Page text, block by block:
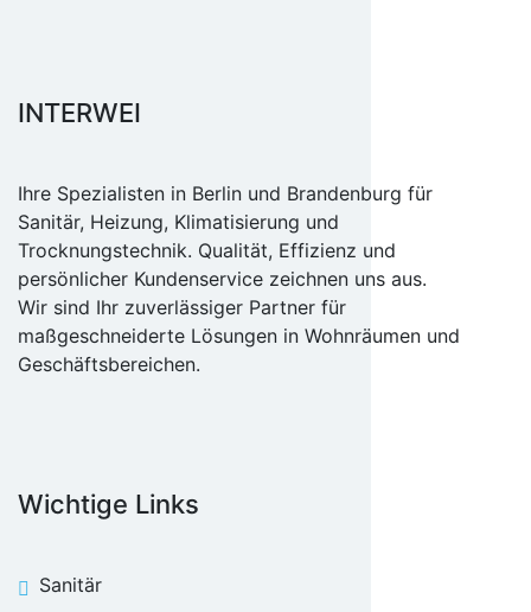
INTERWEI
Ihre Spezialisten in Berlin und Brandenburg für
Sanitär, Heizung, Klimatisierung und
Trocknungstechnik. Qualität, Effizienz und
persönlicher Kundenservice zeichnen uns aus.
Wir sind Ihr zuverlässiger Partner für
maßgeschneiderte Lösungen in Wohnräumen und
Geschäftsbereichen.
Wichtige Links
Sanitär